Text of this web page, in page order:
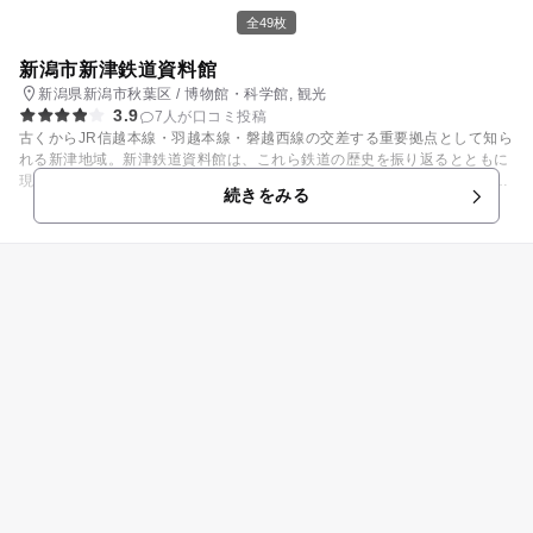
全49枚
新潟市新津鉄道資料館
新潟県新潟市秋葉区 / 博物館・科学館, 観光
3.9
7人が口コミ投稿
古くからJR信越本線・羽越本線・磐越西線の交差する重要拠点として知ら
れる新津地域。新津鉄道資料館は、これら鉄道の歴史を振り返るとともに
現代の技術発展についても知ることのできる鉄道ミュージアムです。全盛
期には働く人の4人に1人は鉄道関係者であったとされる鉄道の街には、こ
こでしか見られない資料が盛りだくさん。機器操作を体験できるコーナー
続きをみる